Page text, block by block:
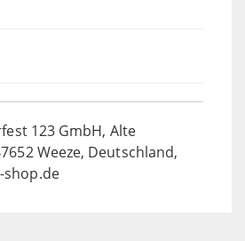
123 GmbH, Alte
Weeze, Deutschland,
shop.de